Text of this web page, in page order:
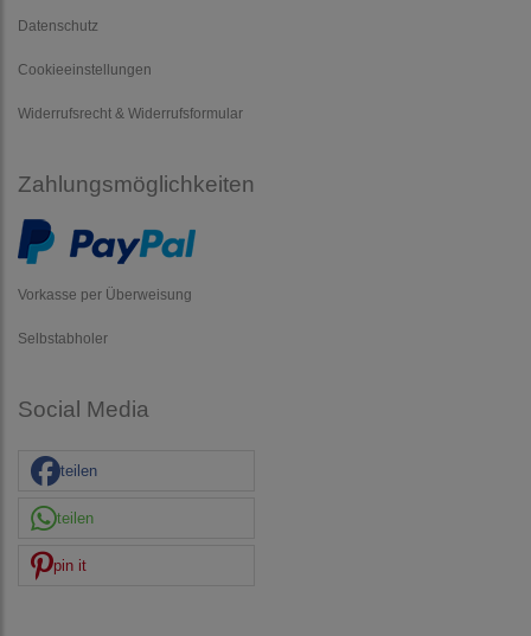
Datenschutz
Cookieeinstellungen
Widerrufsrecht & Widerrufsformular
Zahlungsmöglichkeiten
Vorkasse per Überweisung
Selbstabholer
Social Media
teilen
teilen
pin it